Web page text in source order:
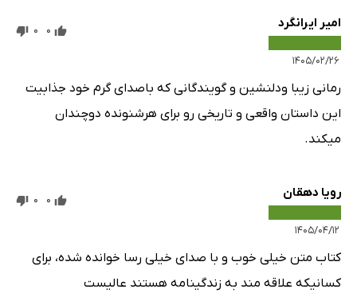
امیر ایرانگرد
۱۴۰۵/۰۲/۲۶
0
0
رمانی زیبا ودلنشین و گویندگانی که باصدای گرم خود جذابیت
این داستان واقعی و تاریخی رو برای هرشنونده دوچندان
میکند.
رویا دهقان
۱۴۰۵/۰۴/۱۲
0
0
کتاب متن خیلی خوب و با صدای خیلی رسا خوانده شده، برای
کسانیکه علاقه مند به زندگینامه هستند عالیست